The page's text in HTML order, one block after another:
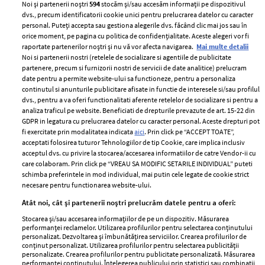
ELLE Style Awards
2024
Despre ELLE
Romania
Contact
Abonamente
Termeni si conditii
Politica de
confidențialitate
Politica de cookies
Publicitate
GSP
Unica
Baby
femei
Viva
Avantaje
Retete practice
Noi și partenerii noștri594stocăm și/sau accesăm informații pe dispozitivul
dvs., precum identificatorii cookie unici pentru prelucrarea datelor cu caracter
personal. Puteți accepta sau gestiona alegerile dvs. făcând clic mai jos sau în
orice moment, pe pagina cu politica de confidențialitate. Aceste alegeri vor fi
raportate partenerilor noștri și nu vă vor afecta navigarea. Mai multe detalii
Noi si partenerii nostri (retelele de socializare si agentiile de publicitate
partenere, precum si furnizorii nostri de servicii de date analitice) prelucram
date pentru a permite website-ului sa functioneze, pentru a personaliza
continutul si anunturile publicitare afisate in functie de interesele si/sau profilul
dvs., pentru a va oferi functionalitati aferente retelelor de socializare si pentru a
analiza traficul pe website. Beneficiati de drepturile prevazute de art. 15-22 din
GDPR in legatura cu prelucrarea datelor cu caracter personal. Aceste drepturi pot
fi exercitate prin modalitatea indicataaici. Prin click pe “ACCEPT TOATE”,
acceptati folosirea tuturor Tehnologiilor de tip Cookie, care implica inclusiv
acceptul dvs. cu privire la stocarea/accesarea informatiilor de catre Vendor-ii cu
care colaboram. Prin click pe “VREAU SA MODIFIC SETARILE INDIVIDUAL” puteti
schimba preferintele in mod individual, mai putin cele legate de cookie strict
necesare pentru functionarea website-ului.
Atât noi, cât și partenerii noștri prelucrăm datele pentru a oferi:
Stocarea și/sau accesarea informațiilor de pe un dispozitiv. Măsurarea
performanței reclamelor. Utilizarea profilurilor pentru selectarea conținutului
personalizat. Dezvoltarea și îmbunătățirea serviciilor. Crearea profilurilor de
conținut personalizat. Utilizarea profilurilor pentru selectarea publicității
personalizate. Crearea profilurilor pentru publicitate personalizată. Măsurarea
performanței conținutului. Înțelegerea publicului prin statistici sau combinații